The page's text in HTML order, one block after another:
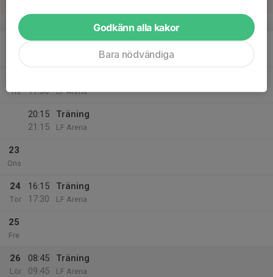
v.34
17:00
Träning Fys+Is
Tis
17:30
LF Arena
20:15
21:15
Träning
LF Arena
23
Ons
24
Tor
16:15
17:30
Träning
LF Arena
25
Fre
26
Lör
08:45
09:45
Träning
LF Arena
Godkänn alla kakor
Bara nödvändiga